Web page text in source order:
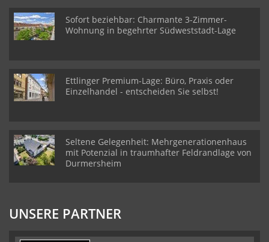
Sofort beziehbar: Charmante 3-Zimmer-
Wohnung in begehrter Südweststadt-Lage
Ettlinger Premium-Lage: Büro, Praxis oder
Einzelhandel - entscheiden Sie selbst!
Seltene Gelegenheit: Mehrgenerationenhaus
mit Potenzial in traumhafter Feldrandlage von
Durmersheim
UNSERE PARTNER